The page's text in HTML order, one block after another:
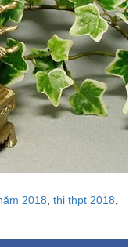
2018 thi thpt 2018